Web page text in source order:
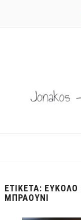
ΕΤΙΚΈΤΑ: ΕΥΚΟΛΟ
ΜΠΡΑΟΥΝΙ